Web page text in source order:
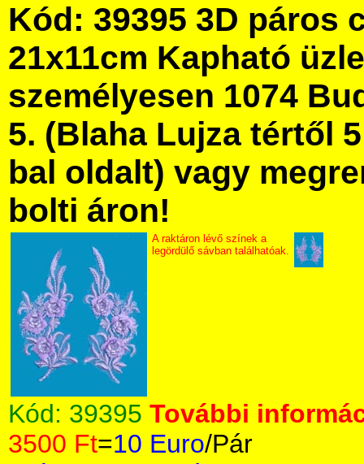
Kód: 39395 3D páros
21x11cm Kapható
személyesen 1074
5. (Blaha Lujza tértől
bal oldalt) vagy
bolti áron!
A raktáron lévő színek a
legördülő sávban találhatóak.
Kód: 39395 További
3500 Ft=10 Euro/Pár